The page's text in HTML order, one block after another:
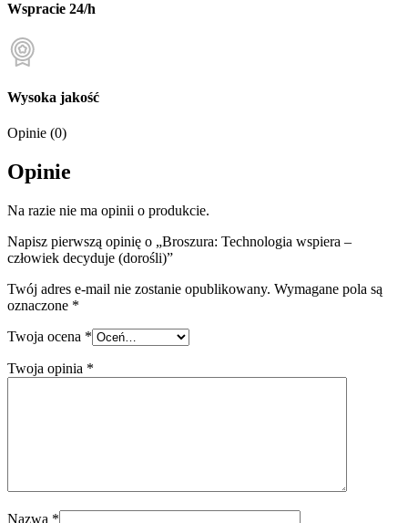
Wspracie 24/h
Wysoka jakość
Opinie (0)
Opinie
Na razie nie ma opinii o produkcie.
Napisz pierwszą opinię o „Broszura: Technologia wspiera –
człowiek decyduje (dorośli)”
Twój adres e-mail nie zostanie opublikowany. Wymagane pola są
oznaczone *
Twoja ocena *
Twoja opinia *
Nazwa *